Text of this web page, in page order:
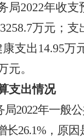
局2022年收支
3258.7万元；支
支出14.95万
元。
支出情况
局2022年一般
长26.1%，原因